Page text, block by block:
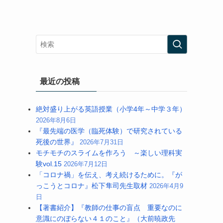
最近の投稿
絶対盛り上がる英語授業（小学4年～中学３年）
2026年8月6日
『最先端の医学（臨死体験）で研究されている
死後の世界』 2026年7月31日
モチモチのスライムを作ろう ～楽しい理科実
験vol.15 2026年7月12日
「コロナ禍」を伝え、考え続けるために。『が
っこうとコロナ』松下隼司先生取材 2026年4月9
日
【著書紹介】『教師の仕事の盲点 重要なのに
意識にのぼらない４１のこと』（大前暁政先